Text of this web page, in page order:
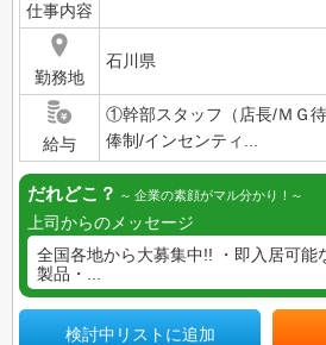
仕事内容
勤務地
石川県
給与
①幹部スタッフ（店長/ＭＧ
俸制/インセンティ...
だれどこ？ 企業の素顔がマル分かり！
上司からのメッセージ
全国各地から大募集中!! ・即入居可
製品・...
検討中リストに追加